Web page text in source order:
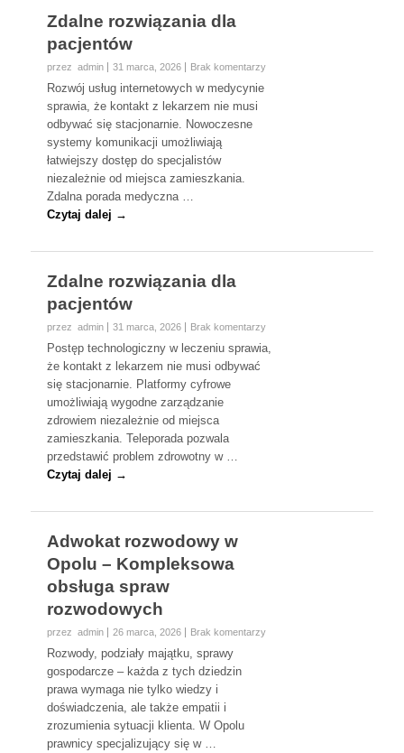
Zdalne rozwiązania dla
pacjentów
przez admin 31 marca, 2026 Brak komentarzy
Rozwój usług internetowych w medycynie
sprawia, że kontakt z lekarzem nie musi
odbywać się stacjonarnie. Nowoczesne
systemy komunikacji umożliwiają
łatwiejszy dostęp do specjalistów
niezależnie od miejsca zamieszkania.
Zdalna porada medyczna …
Czytaj dalej →
Zdalne rozwiązania dla
pacjentów
przez admin 31 marca, 2026 Brak komentarzy
Postęp technologiczny w leczeniu sprawia,
że kontakt z lekarzem nie musi odbywać
się stacjonarnie. Platformy cyfrowe
umożliwiają wygodne zarządzanie
zdrowiem niezależnie od miejsca
zamieszkania. Teleporada pozwala
przedstawić problem zdrowotny w …
Czytaj dalej →
Adwokat rozwodowy w
Opolu – Kompleksowa
obsługa spraw
rozwodowych
przez admin 26 marca, 2026 Brak komentarzy
Rozwody, podziały majątku, sprawy
gospodarcze – każda z tych dziedzin
prawa wymaga nie tylko wiedzy i
doświadczenia, ale także empatii i
zrozumienia sytuacji klienta. W Opolu
prawnicy specjalizujący się w …